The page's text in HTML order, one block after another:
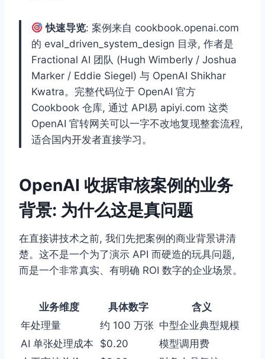
快速导览: 案例来自 cookbook.openai.com
的 eval_driven_system_design 目录, 作者是
Fractional AI 团队 (Hugh Wimberly / Joshua
Marker / Eddie Siegel) 与 OpenAI Shikhar
Kwatra。完整代码位于 OpenAI 官方
Cookbook 仓库, 通过 API易 apiyi.com 这类
OpenAI 官转网关可以一字不改地复现整套流程,
适合国内开发者直接学习。
OpenAI 收据审核案例的业务
背景: 为什么这是真问题
在直接讲技术之前, 我们先把案例的商业背景讲清
楚。这不是一个为了演示 API 而硬造的玩具问题,
而是一个非常真实、有明确 ROI 数字的企业场景。
业务维度 具体数字
含义
年处理量
约 100 万张 中型企业典型规模
AI 单张处理成本
$0.20
模型调用费